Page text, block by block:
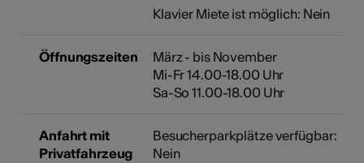
Klavier Miete ist möglich: Nein
Öffnungszeiten
März - bis November
Mi-Fr 14.00-18.00 Uhr
Sa-So 11.00-18.00 Uhr
Anfahrt mit
Privatfahrzeug
Besucherparkplätze verfügbar:
Nein